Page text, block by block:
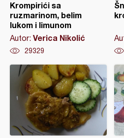
Krompirići sa
ruzmarinom, belim
lukom i limunom
Autor: Verica Nikolić
29329